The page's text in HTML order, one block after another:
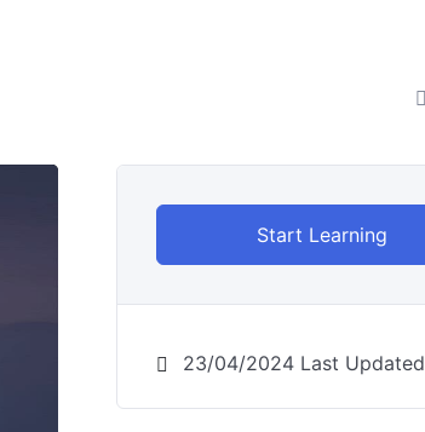
Start Learning
23/04/2024 Last Updated